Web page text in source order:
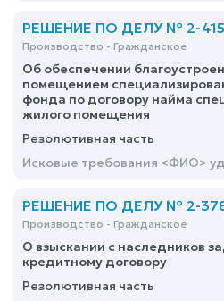
РЕШЕНИЕ ПО ДЕЛУ № 2-
Производство - Гражданское
Об обеспечении
помещением
фонда по договору найма
жилого помещения
Резолютивная часть
Исковые требования <ФИО>
РЕШЕНИЕ ПО ДЕЛУ № 2-
Производство - Гражданское
О взыскании с наследников
кредитному договору
Резолютивная часть